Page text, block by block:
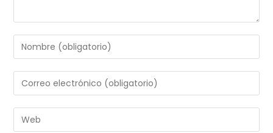
Introduce
tu
nombre
de
Introduce
tu
dirección
de
Introduce
la